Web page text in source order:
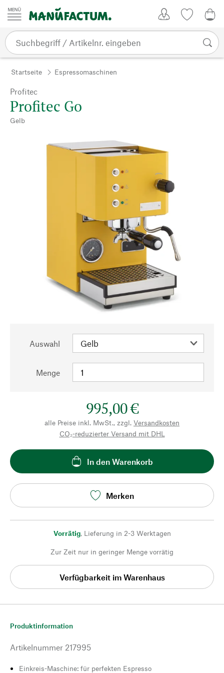
Zum Inhalt springen
Startseite Espressomaschinen
Profitec
Profitec Go
Gelb
Auswahl
Menge
995,00 €
alle Preise inkl. MwSt., zzgl. Versandkosten
CO₂-reduzierter Versand mit DHL
In den Warenkorb
Merken
Vorrätig, Lieferung in 2-3 Werktagen
Zur Zeit nur in geringer Menge vorrätig
Verfügbarkeit im Warenhaus
Produktinformation
Artikelnummer 217995
Einkreis-Maschine: für perfekten Espresso